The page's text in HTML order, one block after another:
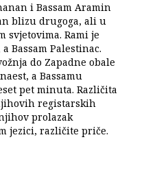
i Bassam Aramin
blizu drugoga, ali u
svjetovima. Rami je
Bassam Palestinac.
do Zapadne obale
a Bassamu
pet minuta. Različita
registarskih
prolazak
jezici, različite priče.